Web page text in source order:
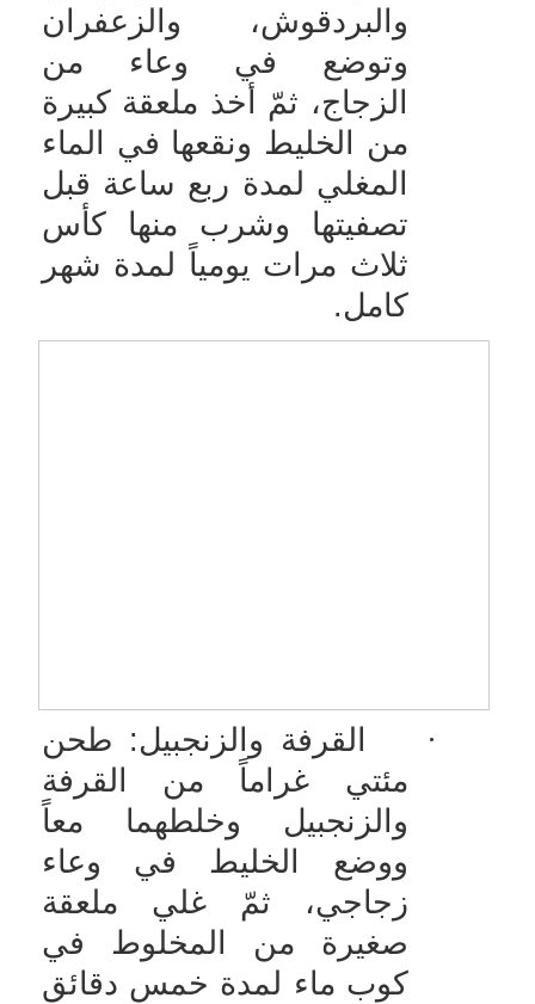
والبردقوش، والزعفران
وتوضع في وعاء من
الزجاج، ثمّ أخذ ملعقة كبيرة
من الخليط ونقعها في الماء
المغلي لمدة ربع ساعة قبل
تصفيتها وشرب منها كأس
ثلاث مرات يومياً لمدة شهر
كامل.
·
القرفة والزنجبيل: طحن
مئتي غراماً من القرفة
والزنجبيل وخلطهما معاً
ووضع الخليط في وعاء
زجاجي، ثمّ غلي ملعقة
صغيرة من المخلوط في
كوب ماء لمدة خمس دقائق